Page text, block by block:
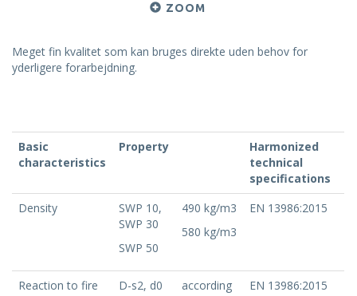
ZOOM
Meget fin kvalitet som kan bruges direkte uden behov for
yderligere forarbejdning.
Basic
characteristics
Property
Harmonized
technical
specifications
Density
SWP 10,
SWP 30
SWP 50
490 kg/m3
580 kg/m3
EN 13986:2015
Reaction to fire D-s2, d0
according
EN 13986:2015